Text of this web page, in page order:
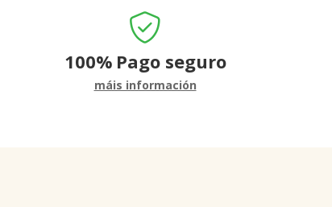
100% Pago seguro
máis información